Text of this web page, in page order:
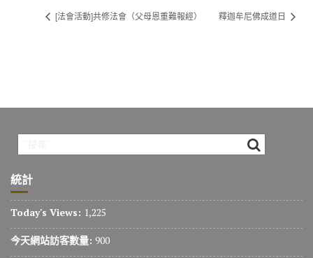
[法會活動]共修法會（父母恩重難報經） 釋迦牟尼佛成道日
統計
Today's Views: 1,225
今天網站訪客數量: 900